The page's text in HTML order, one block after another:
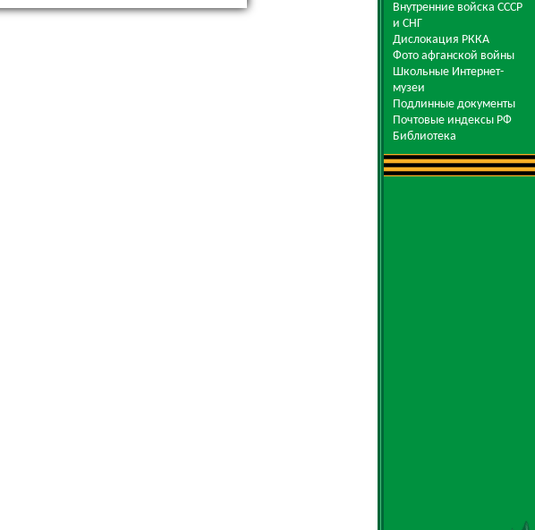
Внутренние войска СССР
и СНГ
Дислокация РККА
Фото афганской войны
Школьные Интернет-
музеи
Подлинные документы
Почтовые индексы РФ
Библиотека